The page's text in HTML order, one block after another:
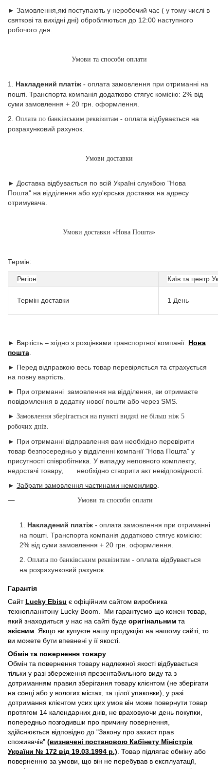
► Замовлення,які поступають у неробочий час ( у тому числі в
святкові та вихідні дні) обробляються до 12:00 наступного
робочого дня.
Умови та способи оплати
1. Накладений платіж - оплата замовлення при отриманні на
пошті. Транспорта компанія додатково стягує комісію: 2% від
суми замовлення + 20 грн. оформлення.
2. Оплата по банківським реквізитам - оплата відбувається на
розрахунковий рахунок.
Умови доставки
► Доставка відбувається по всій Україні службою "Нова
Пошта" на відділення або кур'єрська доставка на адресу
отримувача.
Умови доставки «Нова Пошта»
Термін:
Регіон Київ та центр
Термін доставки 1 День
► Вартість – згідно з розцінками транспортної компанії: Нова
пошта
► Перед відправкою весь товар перевіряється та страхується
на повну вартість.
► При отриманні замовлення на відділення, ви отримаєте
повідомлення в додатку нової пошти або через SMS.
► Замовлення зберігається на пункті видачі не більш ніж 5
робочих днів.
► При отриманні відправлення вам необхідно перевірити
товар безпосередньо у відділенні компанії "Нова Пошта" у
присутності співробітника. У випадку неповного комплекту,
недостачі товару, необхідно створити акт невідповідності.
► Забрати замовлення частинами неможливо
Умови та способи оплати
1. Накладений платіж - оплата замовлення при отриманні
на пошті. Транспорта компанія додатково стягує комісію:
2% від суми замовлення + 20 грн. оформлення.
2. Оплата по банківським реквізитам - оплата відбувається
на розрахунковий рахунок.
Гарантія
Сайт Lucky Ebisu є офіційним сайтом виробника
технопланктону Lucky Boom. Ми гарантуємо що кожен товар,
який знаходиться у нас на сайті буде оригінальним та
якісним . Якщо ви купуєте нашу продукцію на нашому сайті, то
ви можете бути впевнені у її якості.
Обмін та повернення товару
Обмін та повернення товару надлежної якості відбувається
тільки у разі збереження презентабильного виду та з
дотриманням правил зберігання товару клієнтом (не зберігати
на сонці або у вологих містах, та цілої упаковки), у разі
дотримання клієнтом усих цих умов він може повернути товар
протягом 14 календарних днів, не враховуючи день покупки,
попередньо позгодивши про причину повернення,
здійснюється відповідно до "Закону про захист прав
споживачів" (визначені постановою Кабінету Міністрів
України № 172 від 19.03.1994 р.) . Товар підлягає обміну або
поверненню за умови, що він не перебував в експлуатації,